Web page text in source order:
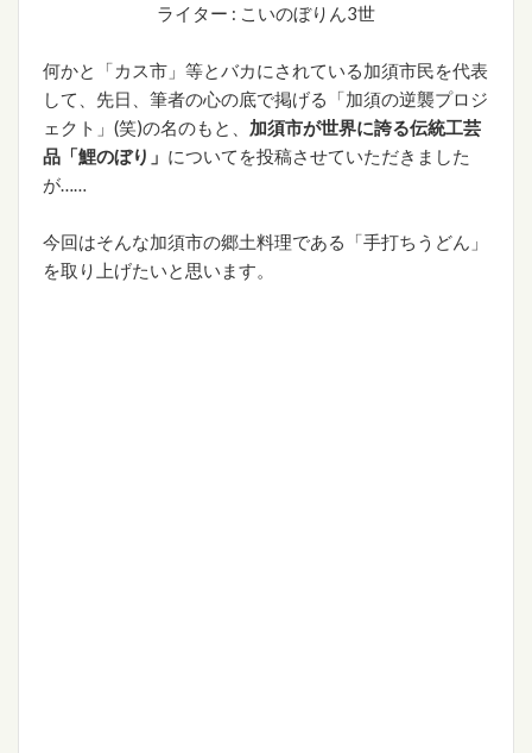
ライター : こいのぼりん3世
何かと「カス市」等とバカにされている加須市民を代表
して、先日、筆者の心の底で掲げる「加須の逆襲プロジ
ェクト」(笑)の名のもと、 加須市が世界に誇る伝統工芸
品「鯉のぼり」 についてを投稿させていただきました
が……
今回はそんな加須市の郷土料理である「手打ちうどん」
を取り上げたいと思います。